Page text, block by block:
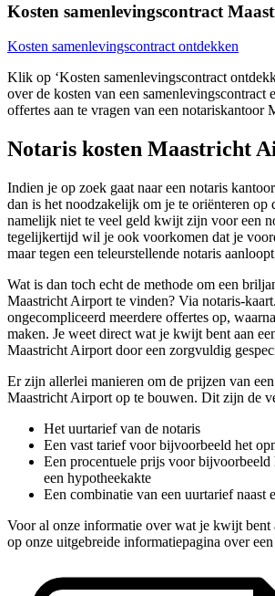
Kosten samenlevingscontract
Kosten samenlevingscontract ontdekken
Klik op ‘Kosten samenlevingscontract
over de kosten van een
offertes aan te vragen van een notariskantoor
Notaris kosten Maastricht
Indien je op zoek gaat naar een notaris
dan is het noodzakelijk om je te oriënteren op
namelijk niet te veel geld kwijt zijn voor een
tegelijkertijd wil je ook voorkomen dat je
maar tegen een teleurstellende notaris
Wat is dan toch echt de methode om een
Maastricht Airport te vinden? Via notaris-
ongecompliceerd meerdere offertes op,
maken. Je weet direct wat je kwijt bent aan
Maastricht Airport door een zorgvuldig
Er zijn allerlei manieren om de prijzen van
Maastricht Airport op te bouwen. Dit zijn de
Het uurtarief van de notaris
Een vast tarief voor bijvoorbeeld het
Een procentuele prijs voor bijvoorbeeld
een hypotheekakte
Een combinatie van een uurtarief naast
Voor al onze informatie over wat je kwijt bent
op onze uitgebreide informatiepagina over een